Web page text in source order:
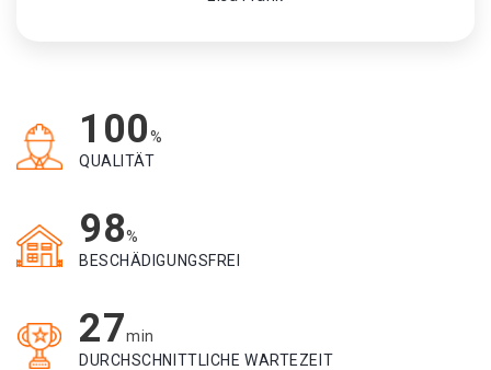
100%
QUALITÄT
98%
BESCHÄDIGUNGSFREI
27min
DURCHSCHNITTLICHE WARTEZEIT